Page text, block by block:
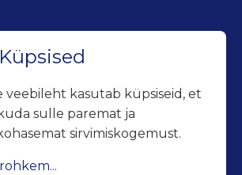
Küpsised
veebileht kasutab küpsiseid, et
sulle paremat ja
sirvimiskogemust.